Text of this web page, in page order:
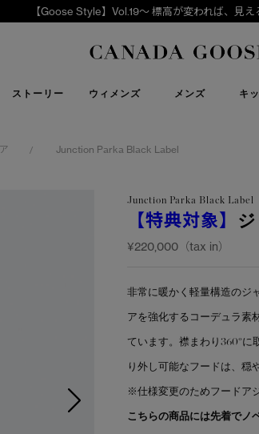
【Goose Style】Vol.19～ 標高が変われば、見え
ストーリー ウィメンズ メンズ キ
下取り申請
/ Junction Parka Black Label
Junction Parka Black Label
【特典対象】
¥220,000（tax in）
非常に暖かく軽量構造のジ
アを強化するコーデュラ素
ています。襟まわり360°に
り外し可能なフードは、穏
※仕様変更のためフードア
こちらの商品には先着でノ